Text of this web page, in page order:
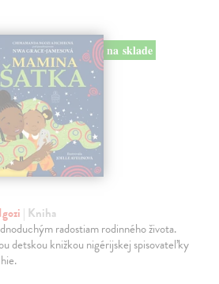
na sklade
| Kniha
radostiam rodinného života.
detskou knižkou nigérijskej spisovateľky